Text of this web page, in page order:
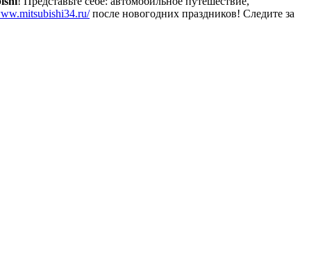
после новогодних праздников! Следите за